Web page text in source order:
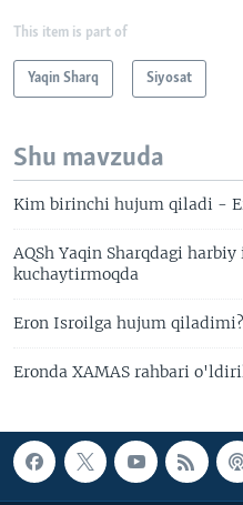
This item is part of
Yaqin Sharq Siyosat
Shu mavzuda
Kim birinchi hujum qiladi -
AQSh Yaqin Sharqdagi
kuchaytirmoqda
Eron Isroilga hujum qiladimi?
Eronda XAMAS rahbari